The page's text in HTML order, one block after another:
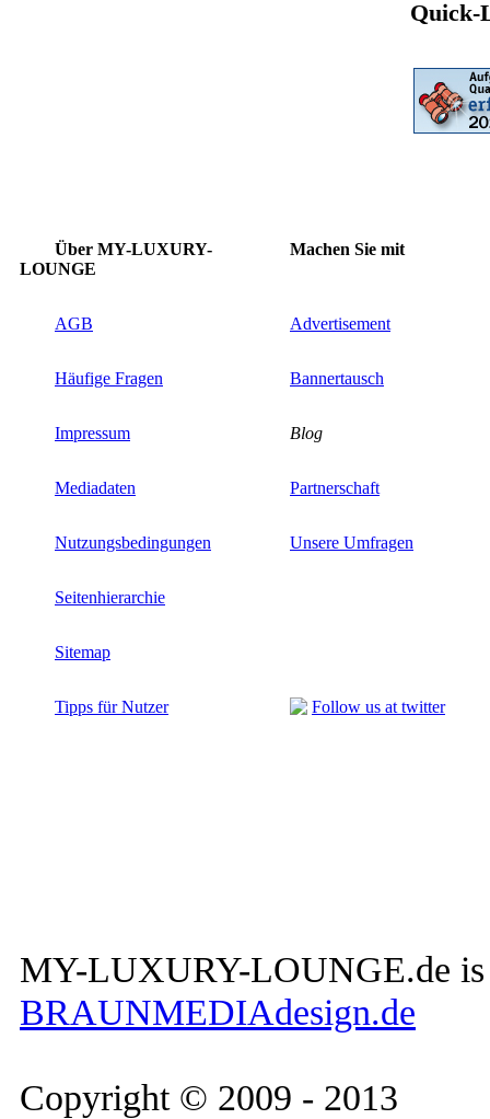
Quick-
Über MY-LUXURY-
LOUNGE
Machen Sie mit
AGB Advertisement
Häufige Fragen Bannertausch
Impressum Blog
Mediadaten Partnerschaft
Nutzungsbedingungen Unsere Umfragen
Seitenhierarchie
Sitemap
Tipps für Nutzer Follow us at twitter
MY-LUXURY-LOUNGE.de is
BRAUNMEDIAdesign.de
Copyright © 2009 - 2013